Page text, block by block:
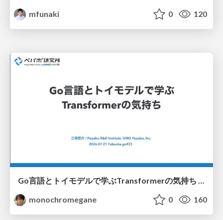
mfunaki
0 120
Go言語とトイモデルで学ぶTransformerの気持ち / fukuokago23-transformer
monochromegane
0 160